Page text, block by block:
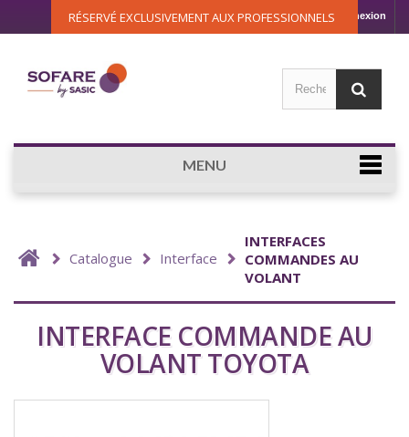
Connexion
RÉSERVÉ EXCLUSIVEMENT AUX PROFESSIONNELS
MENU
Catalogue Interface
INTERFACES
COMMANDES AU
VOLANT
INTERFACE COMMANDE AU
VOLANT TOYOTA